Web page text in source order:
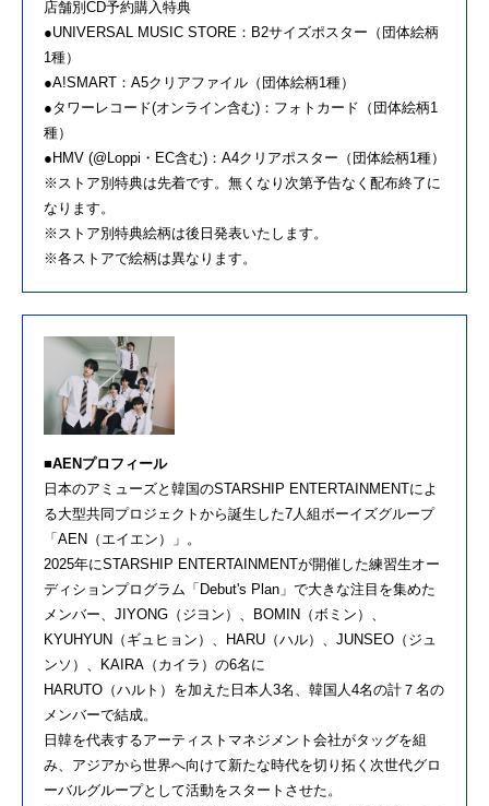
店舗別CD予約購入特典
●UNIVERSAL MUSIC STORE：B2サイズポスター（団体絵柄
1種）
●A!SMART：A5クリアファイル（団体絵柄1種）
●タワーレコード(オンライン含む)：フォトカード（団体絵柄1
種）
●HMV (@Loppi・EC含む)：A4クリアポスター（団体絵柄1種）
※ストア別特典は先着です。無くなり次第予告なく配布終了に
なります。
※ストア別特典絵柄は後日発表いたします。
※各ストアで絵柄は異なります。
■AENプロフィール
日本のアミューズと韓国のSTARSHIP ENTERTAINMENTによ
る大型共同プロジェクトから誕生した7人組ボーイズグループ
「AEN（エイエン）」。
2025年にSTARSHIP ENTERTAINMENTが開催した練習生オー
ディションプログラム「Debut's Plan」で大きな注目を集めた
メンバー、JIYONG（ジヨン）、BOMIN（ボミン）、
KYUHYUN（ギュヒョン）、HARU（ハル）、JUNSEO（ジュ
ンソ）、KAIRA（カイラ）の6名に
HARUTO（ハルト）を加えた日本人3名、韓国人4名の計７名の
メンバーで結成。
日韓を代表するアーティストマネジメント会社がタッグを組
み、アジアから世界へ向けて新たな時代を切り拓く次世代グロ
ーバルグループとして活動をスタートさせた。